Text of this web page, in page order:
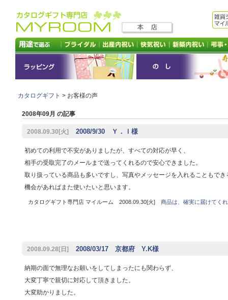
カタログギフト > お客様の声
2008年09月 の記事
2008.09.30[火] 2008/9/30 Ｙ．Ｉ様
初めての利用で不安がありましたが、すべての対応が早く、
相手の受取完了のメールまで送ってくれるので安心できました。
取り扱っている商品も多いですし、写真やメッセージを入れることもでき
機会があればまた使いたいと思います。
カタログギフト専門店 マイルーム 2008.09.30[火] 商品は、確実に届けてく
2008.09.28[日] 2008/03/17 京都府 Y.K様
納期の面で無理なお願いをしてしまったにも関わらず、
大変丁寧で親切に対応して頂きました。
大変助かりました。